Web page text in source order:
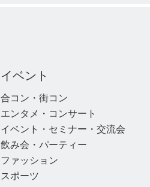
イベント
合コン・街コン
エンタメ・コンサート
イベント・セミナー・交流会
飲み会・パーティー
ファッション
スポーツ